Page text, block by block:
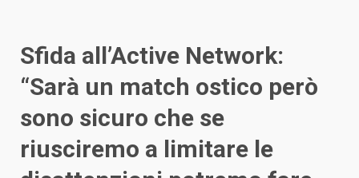
Sfida all’Active Network:
“Sarà un match ostico però
sono sicuro che se
riusciremo a limitare le